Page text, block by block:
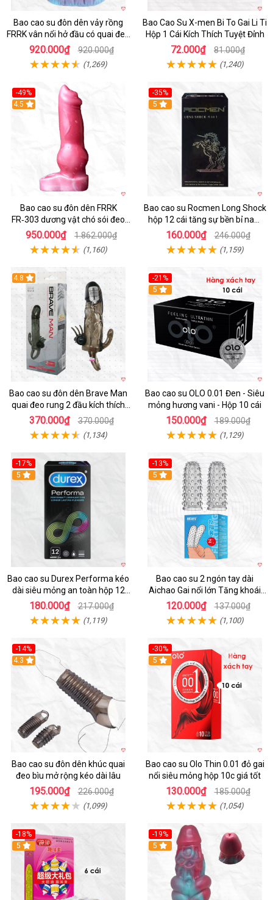
Bao cao su đôn dên vảy rồng
FRRK vân nổi hở đầu có quai đeo
bìu cao cấp
920.000₫ 920.000₫
(1,269)
Bao Cao Su X-men Bi To Gai Li Ti
Hộp 1 Cái Kích Thích Tuyệt Đỉnh
72.000₫ 81.000₫
(1,240)
-49%
4.5
Bao cao su đôn dên FRRK
FR‑303 dương vật chó sói đeo
tiện lợi cực đã
950.000₫ 1.862.000₫
(1,160)
-35%
5
Bao cao su Rocmen Long Shock
hộp 12 cái tăng sự bền bỉ nam
giới
160.000₫ 246.000₫
(1,159)
4.8
Bao cao su đôn dên Brave Man
quai đeo rung 2 đầu kích thích
mạnh
370.000₫ 370.000₫
(1,134)
-21%
Hot
5
Bao cao su OLO 0.01 Đen - Siêu
mỏng hương vani - Hộp 10 cái
150.000₫ 189.000₫
(1,129)
-17%
Hot
5
Bao cao su Durex Performa kéo
dài siêu mỏng an toàn hộp 12
cái
180.000₫ 217.000₫
(1,119)
-13%
5
Bao cao su 2 ngón tay dài
Aichao Gai nổi lớn Tăng khoái
cảm
120.000₫ 137.000₫
(1,100)
-14%
4.3
Bao cao su đôn dên khúc quai
đeo bìu mở rộng kéo dài lâu
195.000₫ 226.000₫
(1,099)
-30%
5
Bao cao su Olo Thin 0.01 đỏ gai
nổi siêu mỏng hộp 10c giá tốt
130.000₫ 185.000₫
(1,054)
-18%
Hot
5
-19%
5